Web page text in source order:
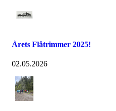
Årets Flåtrimmer 2025!
02.05.2026